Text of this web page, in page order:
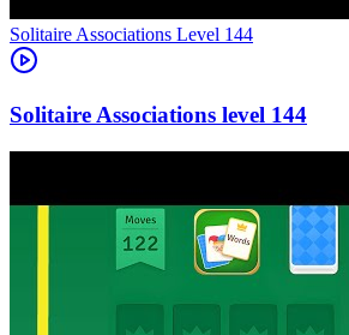
Level 144
144